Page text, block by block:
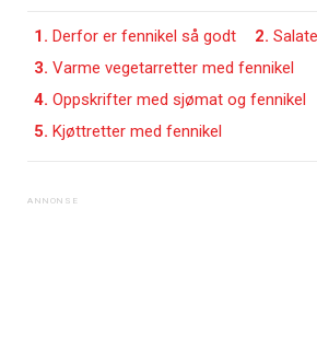
1. Derfor er fennikel så godt 2.
3. Varme vegetarretter med fennikel
4. Oppskrifter med sjømat og fennikel
5. Kjøttretter med fennikel